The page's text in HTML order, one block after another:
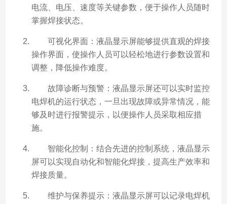
电流、电压、速度等关键参数，便于操作人员随时
掌握焊接状态。
可视化界面：液晶显示屏能够提供直观的焊接
操作界面，使操作人员可以轻松地进行参数设置和
调整，降低操作难度。
故障诊断与预警：液晶显示屏还可以实时监控
电焊机的运行状态，一旦出现故障或异常情况，能
够及时进行报警提示，以便操作人员采取相应措
施。
智能化控制：结合先进的控制系统，液晶显示
屏可以实现自动化和智能化焊接，提高生产效率和
焊接质量。
维护与保养提示：液晶显示屏可以记录电焊机